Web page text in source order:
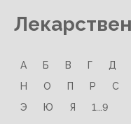
А Б В Г Д
Н
О П Р С
Э
Ю Я 1...9